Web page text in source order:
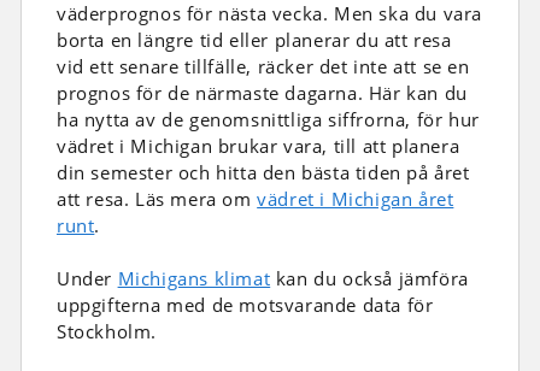
väderprognos för nästa vecka. Men ska du vara
borta en längre tid eller planerar du att resa
vid ett senare tillfälle, räcker det inte att se en
prognos för de närmaste dagarna. Här kan du
ha nytta av de genomsnittliga siffrorna, för hur
vädret i Michigan brukar vara, till att planera
din semester och hitta den bästa tiden på året
att resa. Läs mera omvädret i Michigan året
runt.
Under Michigans klimat kan du också jämföra
uppgifterna med de motsvarande data för
Stockholm.